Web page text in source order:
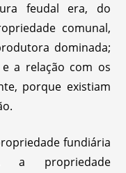
feudal era, do
comunal,
dominada;
a relação com os
porque existiam
fundiária
a propriedade